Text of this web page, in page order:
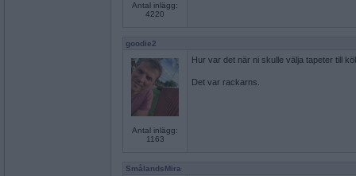
Antal inlägg:
4220
goodie2
Antal inlägg:
1163
Hur var det när ni skulle välja tapeter till
Det var rackarns.
SmålandsMira